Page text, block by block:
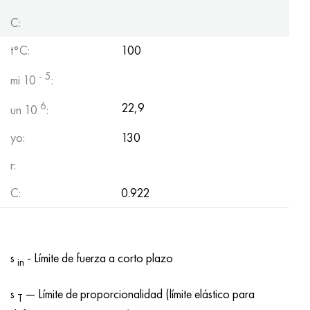
C:
t°С:
100
mi 10 - 5:
un 10 6:
22,9
yo:
130
r:
C:
0.922
s in - Límite de fuerza a corto plazo
s T — Límite de proporcionalidad (límite elástico para